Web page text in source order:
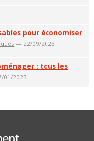
pour économiser
— 22/09/2023
: tous les
01/2023